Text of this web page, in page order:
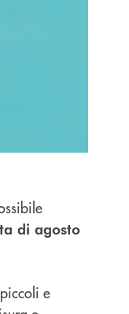
di agosto
e